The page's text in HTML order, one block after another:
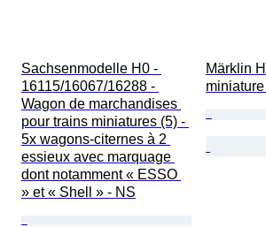
Sachsenmodelle H0 -
16115/16067/16288 -
Wagon de marchandises
pour trains miniatures (5) -
5x wagons-citernes à 2
essieux avec marquage
dont notamment « ESSO
» et « Shell » - NS
Märklin